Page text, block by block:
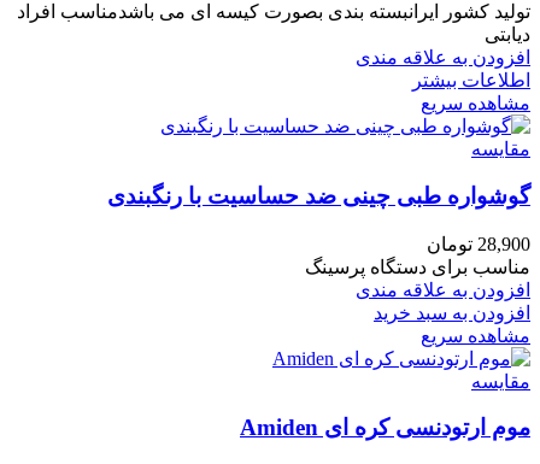
تولید کشور ایرانبسته بندی بصورت کیسه ای می باشدمناسب افراد
دیابتی
افزودن به علاقه مندی
اطلاعات بیشتر
مشاهده سریع
مقایسه
گوشواره طبی چینی ضد حساسیت با رنگبندی
28,900 تومان
مناسب برای دستگاه پرسینگ
افزودن به علاقه مندی
افزودن به سبد خرید
مشاهده سریع
مقایسه
موم ارتودنسی کره ای Amiden